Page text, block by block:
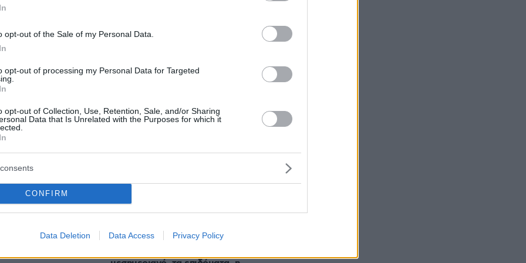
opt-out of the Sale of my Personal Data.
opt-out of processing my Personal Data for Targeted
opt-out of Collection, Use, Retention, Sale, and/or Sharing
Data that Is Unrelated with the Purposes for which it
CONFIRM
Data Deletion Data Access Privacy Policy
protothema.gr στο Google News
Ειδήσειςαπό την Ελλάδα και τον Κόσμο, τη στιγμή
της Ουκρανίας
εκπαιδεύονται
Είδος υπό εξαφάνιση οι
υπερπολύτεκνοι στην Ελλάδα που